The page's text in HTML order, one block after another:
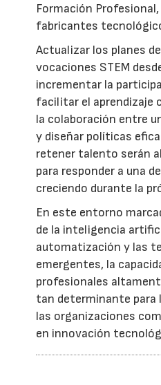
Formación
fabricantes
Actualizar los planes
vocaciones STEM
incrementar la
facilitar el aprendizaje
la colaboración entre
y diseñar políticas
retener talento serán
para responder a una
creciendo durante la
En este entorno
de la inteligencia
automatización y las
emergentes, la
profesionales
tan determinante para
las organizaciones
en innovación